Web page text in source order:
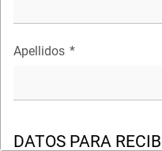
Apellidos *
DATOS PARA